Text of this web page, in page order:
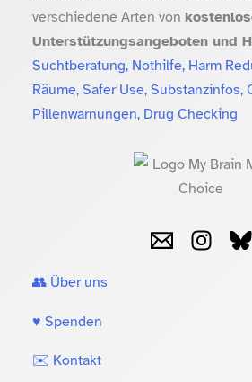
verschiedene Arten von
Unterstützungsangeboten und
Suchtberatung, Nothilfe, Harm
Räume, Safer Use, Substanzinfos,
Pillenwarnungen, Drug Checking
👥 Über uns
♥️ Spenden
✉️ Kontakt